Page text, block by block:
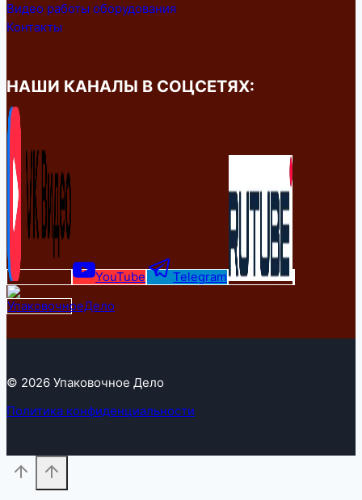
Видео работы оборудования
Контакты
НАШИ КАНАЛЫ В СОЦСЕТЯХ:
YouTube Telegram
© 2026 Упаковочное Дело
Политика конфиденциальности